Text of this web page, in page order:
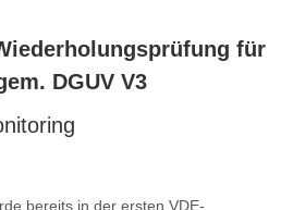
für
DGUV V3
bereits in der ersten VDE-